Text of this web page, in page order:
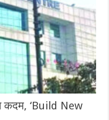
कदम, ‘Build New